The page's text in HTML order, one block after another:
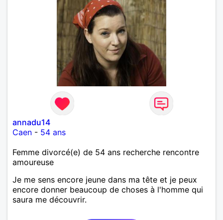
annadu14
Caen - 54 ans
Femme divorcé(e) de 54 ans recherche rencontre
amoureuse
Je me sens encore jeune dans ma tête et je peux
encore donner beaucoup de choses à l'homme qui
saura me découvrir.